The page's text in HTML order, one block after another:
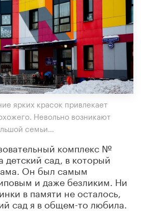
ярких красок привлекает
Невольно возникают
семьи…
комплекс №
детский сад, в который
Он был самым
и даже безликим. Ни
в памяти не осталось,
сад я в общем-то любила.